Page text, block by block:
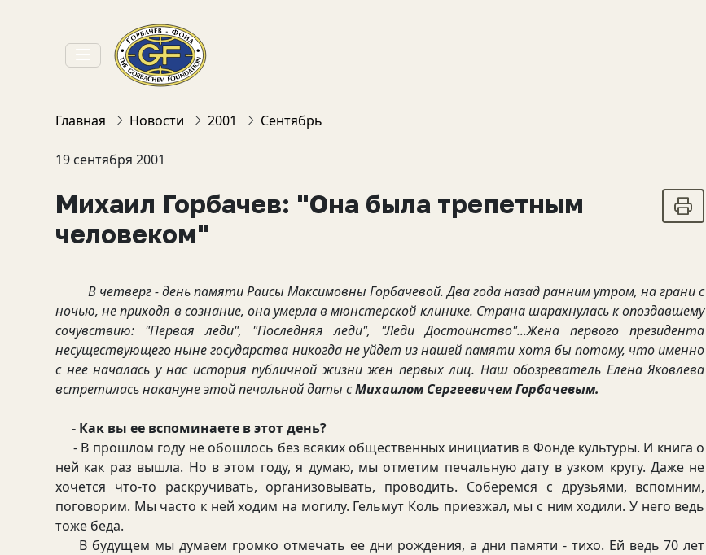
Главная Новости 2001 Сентябрь
19 сентября 2001
Михаил Горбачев: "Она была трепетным
человеком"
В четверг - день памяти Раисы Максимовны Горбачевой. Два года назад ранним утром, на грани с
ночью, не приходя в сознание, она умерла в мюнстерской клинике. Страна шарахнулась к опоздавшему
сочувствию: "Первая леди", "Последняя леди", "Леди Достоинство"...Жена первого президента
несуществующего ныне государства никогда не уйдет из нашей памяти хотя бы потому, что именно
с нее началась у нас история публичной жизни жен первых лиц. Наш обозреватель Елена Яковлева
встретилась накануне этой печальной даты сМихаилом Сергеевичем Горбачевым.
- Как вы ее вспоминаете в этот день?
- В прошлом году не обошлось без всяких общественных инициатив в Фонде культуры. И книга о
ней как раз вышла. Но в этом году, я думаю, мы отметим печальную дату в узком кругу. Даже не
хочется что-то раскручивать, организовывать, проводить. Соберемся с друзьями, вспомним,
поговорим. Мы часто к ней ходим на могилу. Гельмут Коль приезжал, мы с ним ходили. У него ведь
тоже беда.
В будущем мы думаем громко отмечать ее дни рождения, а дни памяти - тихо. Ей ведь 70 лет